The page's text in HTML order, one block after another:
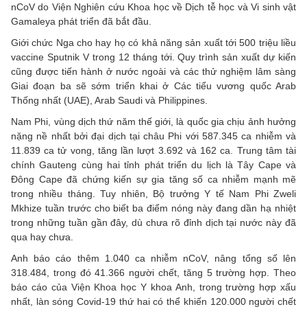
nCoV do Viện Nghiên cứu Khoa học về Dịch tễ học và Vi sinh vật
Gamaleya phát triển đã bắt đầu.
Giới chức Nga cho hay họ có khả năng sản xuất tới 500 triệu liều
vaccine Sputnik V trong 12 tháng tới. Quy trình sản xuất dự kiến
cũng được tiến hành ở nước ngoài và các thử nghiệm lâm sàng
Giai đoạn ba sẽ sớm triển khai ở Các tiểu vương quốc Arab
Thống nhất (UAE), Arab Saudi và Philippines.
Nam Phi, vùng dịch thứ năm thế giới, là quốc gia chịu ảnh hưởng
nặng nề nhất bởi đại dịch tại châu Phi với 587.345 ca nhiễm và
11.839 ca tử vong, tăng lần lượt 3.692 và 162 ca. Trung tâm tài
chính Gauteng cùng hai tỉnh phát triển du lịch là Tây Cape và
Đông Cape đã chứng kiến sự gia tăng số ca nhiễm mạnh mẽ
trong nhiều tháng. Tuy nhiên, Bộ trưởng Y tế Nam Phi Zweli
Mkhize tuần trước cho biết ba điểm nóng này đang dần hạ nhiệt
trong những tuần gần đây, dù chưa rõ đỉnh dịch tại nước này đã
qua hay chưa.
Anh báo cáo thêm 1.040 ca nhiễm nCoV, nâng tổng số lên
318.484, trong đó 41.366 người chết, tăng 5 trường hợp. Theo
báo cáo của Viện Khoa học Y khoa Anh, trong trường hợp xấu
nhất, làn sóng Covid-19 thứ hai có thể khiến 120.000 người chết